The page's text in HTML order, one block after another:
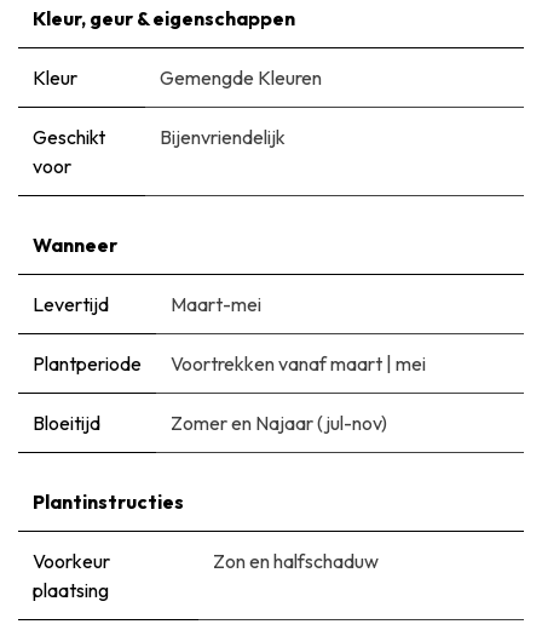
Kleur, geur & eigenschappen
Kleur Gemengde Kleuren
Geschikt
voor
Bijenvriendelijk
Wanneer
Levertijd Maart-mei
Plantperiode Voortrekken vanaf maart | mei
Bloeitijd Zomer en Najaar (jul-nov)
Plantinstructies
Voorkeur
plaatsing
Zon en halfschaduw